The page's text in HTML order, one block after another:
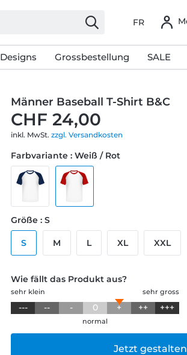
FR
Designs Grossbestellung SALE
Männer Baseball T-Shirt B&C
CHF 24,00
inkl. MwSt.zzgl. Versandkosten
Jetzt gestalten
Farbvariante : Weiß / Rot
Größe : S
S M L XL XXL
Wie fällt das Produkt aus?
sehr gross
sehr klein
--- -- - 0 + ++ +++
normal